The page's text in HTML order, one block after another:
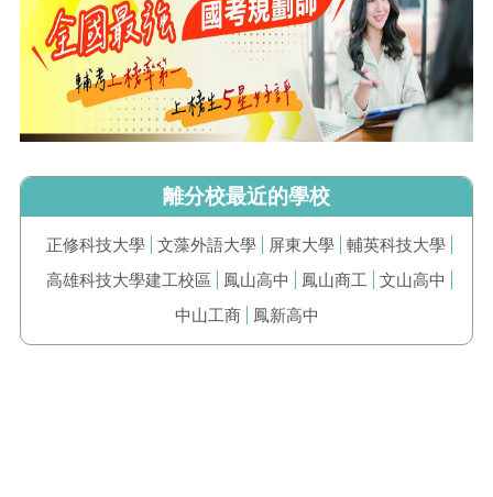
離分校最近的學校
正修科技大學 文藻外語大學 屏東大學
輔英科技大學
高雄科技大學建工校區
鳳山高中 鳳山商工
文山高中
中山工商
鳳新高中